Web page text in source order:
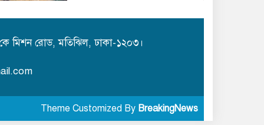
মনে রাখবে
মিশন রোড, মতিঝিল, ঢাকা-১২০৩।
Theme Customized By BreakingNews